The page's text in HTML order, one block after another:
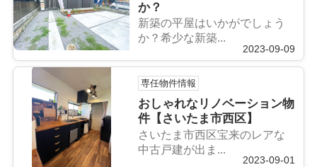
か？
新築の平屋はいかがでしょう
か？希少な新築...
2023-09-09
専任物件情報
おしゃれなリノベーション物
件【さいたま市西区】
さいたま市西区宝来のレアな
中古戸建が出ま...
2023-09-01